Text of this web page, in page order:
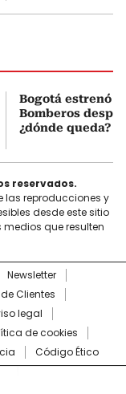
Bogotá estrenó
Bomberos
¿dónde queda?
reservados.
las reproducciones y
desde este sitio
que resulten
Newsletter
Clientes
legal
de cookies
Código Ético